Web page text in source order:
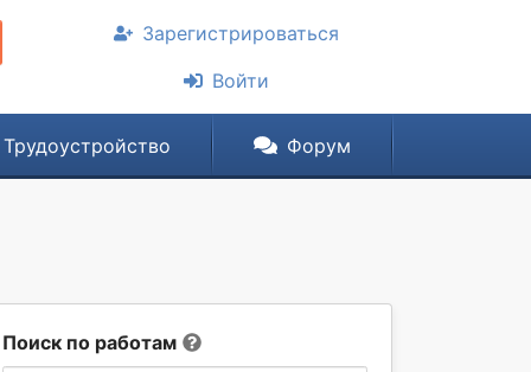
Зарегистрироваться
Войти
Трудоустройство Форум
Поиск по работам